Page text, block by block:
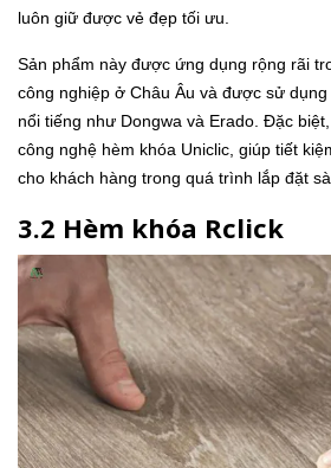
luôn giữ được vẻ đẹp tối ưu.
Sản phẩm này được ứng dụng rộng rãi
công nghiệp ở Châu Âu và được sử
nổi tiếng như Dongwa và Erado. Đặc
công nghệ hèm khóa Uniclic, giúp tiết
cho khách hàng trong quá trình lắp đặt
3.2 Hèm khóa Rclick